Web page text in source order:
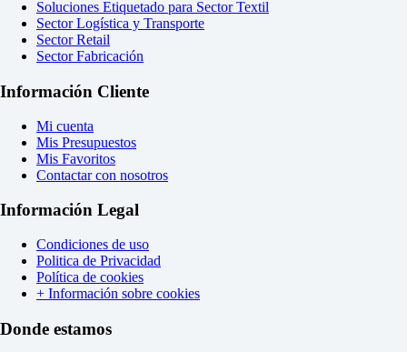
Soluciones Etiquetado para Sector Textil
Sector Logística y Transporte
Sector Retail
Sector Fabricación
Información Cliente
Mi cuenta
Mis Presupuestos
Mis Favoritos
Contactar con nosotros
Información Legal
Condiciones de uso
Politica de Privacidad
Política de cookies
+ Información sobre cookies
Donde estamos